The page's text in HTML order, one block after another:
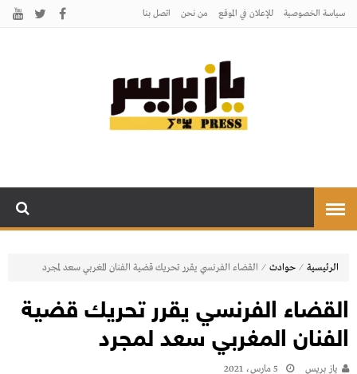
سياسة الخصوصية للإعلان في الموقع من نحن اتصل بنـا
الرئيسية ⁄ حوادث ⁄ القضاء الفرنسي يقرر تحريك قضية الفنان المغربي سعد لمجرد
القضاء الفرنسي يقرر تحريك قضية
الفنان المغربي سعد لمجرد
يـاز بريـس 5 مارس، 2021